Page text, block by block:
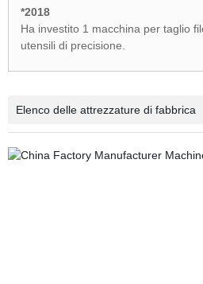
*2018
Ha investito 1 macchina per taglio
utensili di precisione.
Elenco delle attrezzature di fabbrica